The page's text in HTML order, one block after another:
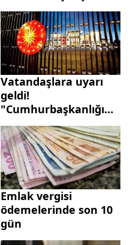
cihazı üretti
Vatandaşlara uyarı
geldi!
"Cumhurbaşkanlığı
forsuyla" kredi kartı
dolandırıcılığına
dikkat...
Emlak vergisi
ödemelerinde son 10
gün